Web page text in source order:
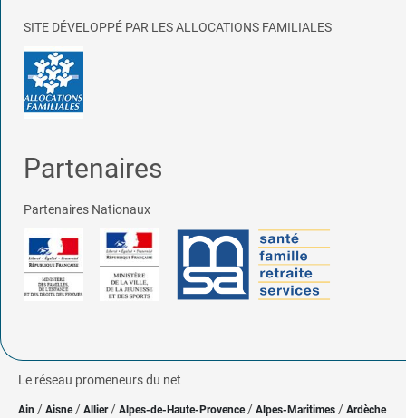
SITE DÉVELOPPÉ PAR LES ALLOCATIONS FAMILIALES
Partenaires
Partenaires Nationaux
Le réseau promeneurs du net
Ain / Aisne/ Allier/ Alpes-de-Haute-Provence / Alpes-Maritimes / Ardèche